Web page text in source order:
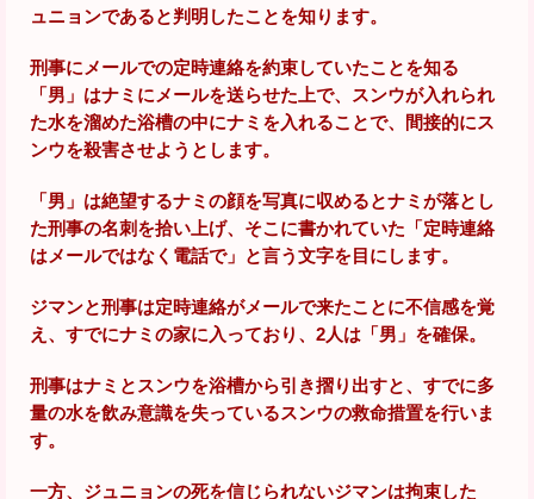
ュニョンであると判明したことを知ります。
刑事にメールでの定時連絡を約束していたことを知る
「男」はナミにメールを送らせた上で、スンウが入れられ
た水を溜めた浴槽の中にナミを入れることで、間接的にス
ンウを殺害させようとします。
「男」は絶望するナミの顔を写真に収めるとナミが落とし
た刑事の名刺を拾い上げ、そこに書かれていた「定時連絡
はメールではなく電話で」と言う文字を目にします。
ジマンと刑事は定時連絡がメールで来たことに不信感を覚
え、すでにナミの家に入っており、2人は「男」を確保。
刑事はナミとスンウを浴槽から引き摺り出すと、すでに多
量の水を飲み意識を失っているスンウの救命措置を行いま
す。
一方、ジュニョンの死を信じられないジマンは拘束した